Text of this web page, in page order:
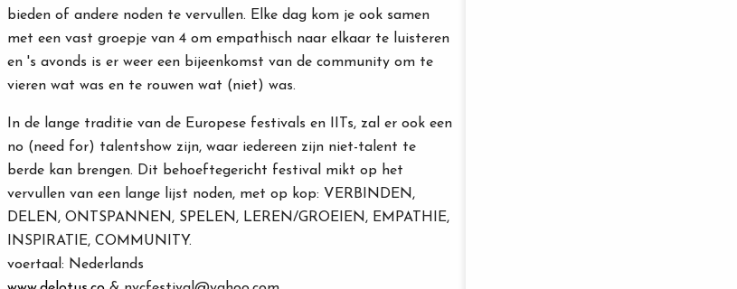
bieden of andere noden te vervullen. Elke dag kom je ook samen
met een vast groepje van 4 om empathisch naar elkaar te luisteren
en 's avonds is er weer een bijeenkomst van de community om te
vieren wat was en te rouwen wat (niet) was.
In de lange traditie van de Europese festivals en IITs, zal er ook een
no (need for) talentshow zijn, waar iedereen zijn niet-talent te
berde kan brengen. Dit behoeftegericht festival mikt op het
vervullen van een lange lijst noden, met op kop: VERBINDEN,
DELEN, ONTSPANNEN, SPELEN, LEREN/GROEIEN, EMPATHIE,
INSPIRATIE, COMMUNITY.
voertaal: Nederlands